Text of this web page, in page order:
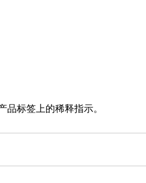
标签上的稀释指示。